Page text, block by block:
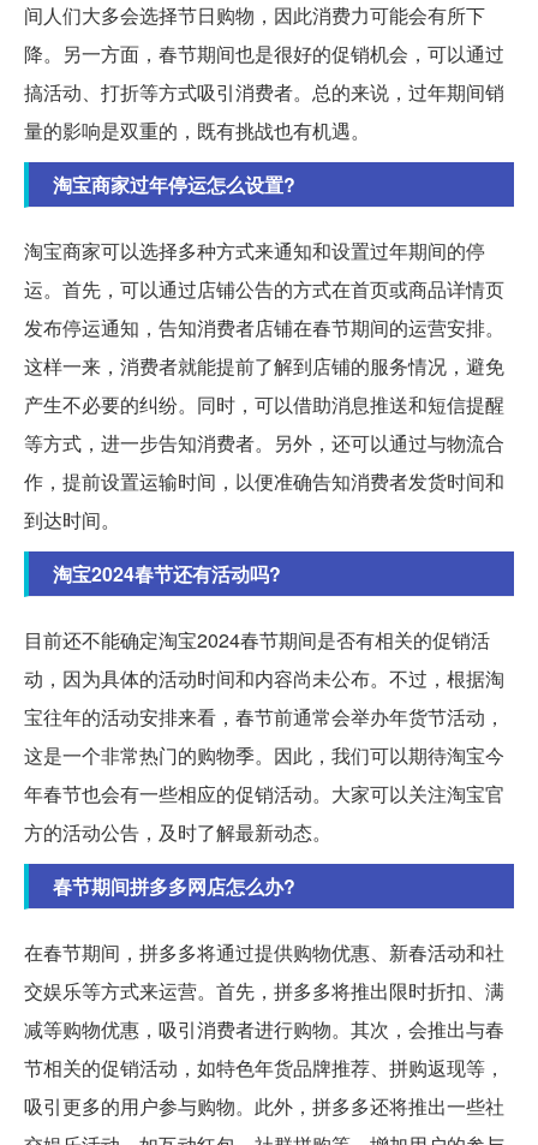
间人们大多会选择节日购物，因此消费力可能会有所下
降。另一方面，春节期间也是很好的促销机会，可以通过
搞活动、打折等方式吸引消费者。总的来说，过年期间销
量的影响是双重的，既有挑战也有机遇。
淘宝商家过年停运怎么设置?
淘宝商家可以选择多种方式来通知和设置过年期间的停
运。首先，可以通过店铺公告的方式在首页或商品详情页
发布停运通知，告知消费者店铺在春节期间的运营安排。
这样一来，消费者就能提前了解到店铺的服务情况，避免
产生不必要的纠纷。同时，可以借助消息推送和短信提醒
等方式，进一步告知消费者。另外，还可以通过与物流合
作，提前设置运输时间，以便准确告知消费者发货时间和
到达时间。
淘宝2024春节还有活动吗?
目前还不能确定淘宝2024春节期间是否有相关的促销活
动，因为具体的活动时间和内容尚未公布。不过，根据淘
宝往年的活动安排来看，春节前通常会举办年货节活动，
这是一个非常热门的购物季。因此，我们可以期待淘宝今
年春节也会有一些相应的促销活动。大家可以关注淘宝官
方的活动公告，及时了解最新动态。
春节期间拼多多网店怎么办?
在春节期间，拼多多将通过提供购物优惠、新春活动和社
交娱乐等方式来运营。首先，拼多多将推出限时折扣、满
减等购物优惠，吸引消费者进行购物。其次，会推出与春
节相关的促销活动，如特色年货品牌推荐、拼购返现等，
吸引更多的用户参与购物。此外，拼多多还将推出一些社